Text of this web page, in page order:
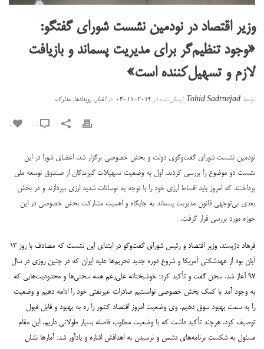
وزیر اقتصاد در نودمین نشست شورای گفتگو:
«وجود تنظیم‌گر برای مدیریت پسماند و بازیافت
لازم و تسهیل‌کننده است»
توسط Tohid Sadrnejad ارسال شده در 2019-11-04 دراخبار, رویدادها,مدارک
0
نودمین نشست شورای گفت‌وگوی دولت و بخش خصوصی برگزار شد. اعضای شورا در این
نشست دو موضوع را بررسی کردند. اول به وضعیت تسهیلات گیرندگان از صندوق توسعه ملی
پرداختند که امروز باید اقساط ارزی خود را با توجه به نوسانات شدید ارزی بپردازند و در بخش
بعدی بی‌توجهی قانون مدیریت پسماند به جایگاه و اهمیت مشارکت بخش خصوصی در این
حوزه مورد بررسی قرار گرفت.
فرهاد دژپسند، وزیر اقتصاد و رئیس شورای گفت‌وگو در ابتدای این نشست که مصادف با روز ۱۳
آبان بود از عهدشکنی آمریکا و شروع دوره جدید تحریم‌ها علیه ایران که در چنین روزی در سال
۹۷ آغاز شد، سخن گفت و تأکید کرد: خوشبختانه علی‌رغم همه سختی‌ها و محدودیت‌هایی که
به وجود آمد با کمک بخش خصوصی توانستیم صادرات غیرنفتی خود را ادامه دهیم و وضعیت
را به سمت بهبود سوق دهیم. وی وضعیت امروز اقتصاد کشور را ره به بهبود و قابل قبول
توصیف کرد. هرچند تأکید داشت که با وضعیت مطلوب فاصله بسیار طولانی داریم. این مقام
مسئول به شکست برنامه‌های دشمن و نرسیدن به اهدافش اشاره و یادآور شد: آمارها نشان